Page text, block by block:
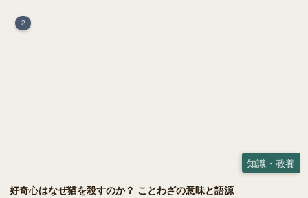
2
知識・教養
好奇心はなぜ猫を殺すのか？ ことわざの意味と語源